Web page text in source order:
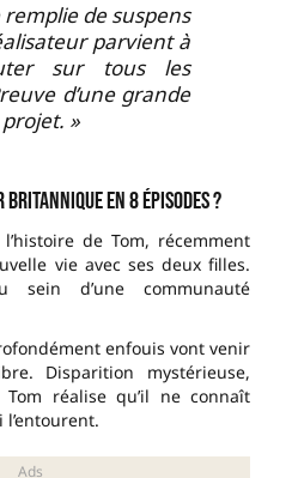
remplie de suspens
parvient à
sur tous les
d’une grande
»
en 8 épisodes ?
de Tom, récemment
vie avec ses deux filles.
d’une communauté
enfouis vont venir
Disparition mystérieuse,
réalise qu’il ne connaît